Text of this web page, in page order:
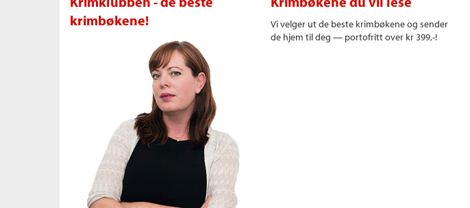
krimbøkene!
Vi velger ut de beste krimbøkene og sender
de hjem til deg — portofritt over kr 399,-!